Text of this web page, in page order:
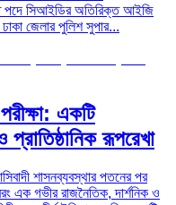
পদে সিআইডির অতিরিক্ত আইজি
জেলার পুলিশ সুপার...
একটি
রূপরেখা
শাসনব্যবস্থার পতনের পর
এক গভীর রাজনৈতিক, দার্শনিক ও